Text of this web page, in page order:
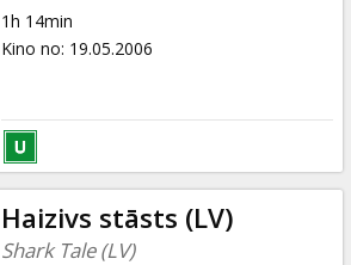
1h 14min
Kino no: 19.05.2006
Haizivs stāsts (LV)
Shark Tale (LV)